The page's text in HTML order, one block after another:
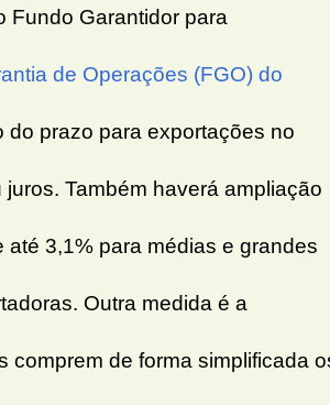
Fundo Garantidor para
de Operações (FGO) do
do prazo para exportações no
Também haverá ampliação
3,1% para médias e grandes
Outra medida é a
comprem de forma simplificada